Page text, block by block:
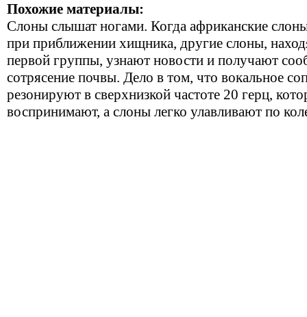
Похожие материалы:
Слоны слышат ногами. Когда африканские
при приближении хищника, другие слоны,
первой группы, узнают новости и получают
сотрясение почвы. Дело в том, что вокальное
резонируют в сверхнизкой частоте 20 герц,
воспринимают, а слоны легко улавливают по